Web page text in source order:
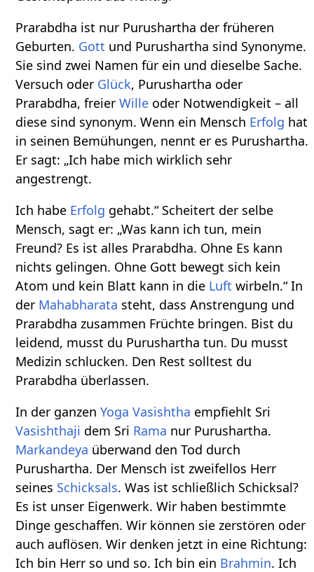
Prarabdha ist nur Purushartha der früheren
Geburten. Gott und Purushartha sind Synonyme.
Sie sind zwei Namen für ein und dieselbe Sache.
Versuch oder Glück, Purushartha oder
Prarabdha, freierWille oder Notwendigkeit – all
diese sind synonym. Wenn ein Mensch Erfolg hat
in seinen Bemühungen, nennt er es Purushartha.
Er sagt: „Ich habe mich wirklich sehr
angestrengt.
Ich habe Erfolg gehabt.“ Scheitert der selbe
Mensch, sagt er: „Was kann ich tun, mein
Freund? Es ist alles Prarabdha. Ohne Es kann
nichts gelingen. Ohne Gott bewegt sich kein
Atom und kein Blatt kann in die Luft wirbeln.“ In
der Mahabharata steht, dass Anstrengung und
Prarabdha zusammen Früchte bringen. Bist du
leidend, musst du Purushartha tun. Du musst
Medizin schlucken. Den Rest solltest du
Prarabdha überlassen.
In der ganzenYoga Vasishtha empfiehlt Sri
Vasishthaji dem Sri Rama nur Purushartha.
Markandeya überwand den Tod durch
Purushartha. Der Mensch ist zweifellos Herr
seines Schicksals. Was ist schließlich Schicksal?
Es ist unser Eigenwerk. Wir haben bestimmte
Dinge geschaffen. Wir können sie zerstören oder
auch auflösen. Wir denken jetzt in eine Richtung:
Ich bin Herr so und so. Ich bin ein Brahmin. Ich